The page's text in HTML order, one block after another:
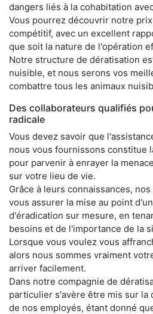
dangers liés à la cohabitation
Vous pourrez découvrir notre
compétitif, avec un excellent
que soit la nature de l'opération
Notre structure de dératisation
nuisible, et nous serons vos
combattre tous les animaux
Des collaborateurs qualifiés
radicale
Vous devez savoir que
nous vous fournissons constitue
pour parvenir à enrayer la
sur votre lieu de vie.
Grâce à leurs connaissances,
vous assurer la mise au point
d'éradication sur mesure, en
besoins et de l'importance de la
Lorsque vous voulez vous
alors nous sommes vraiment
arriver facilement.
Dans notre compagnie de
particulier s'avère être mis sur la
de nos employés, étant donné